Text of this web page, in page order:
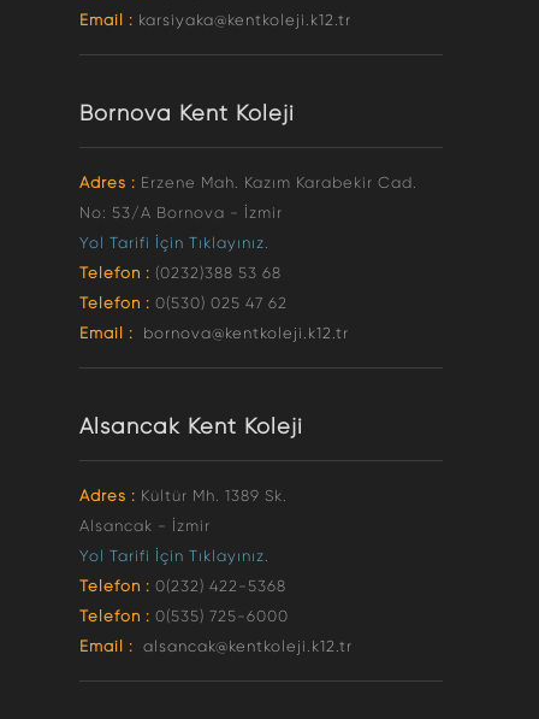
Email : karsiyaka@kentkoleji.k12.tr
Bornova Kent Koleji
Adres : Erzene Mah. Kazım Karabekir Cad.
No: 53/A Bornova - İzmir
Yol Tarifi İçin Tıklayınız.
Telefon : (0232)388 53 68
Telefon : 0(530) 025 47 62
Email :
bornova@kentkoleji.k12.tr
Alsancak Kent Koleji
Adres : Kültür Mh. 1389 Sk.
Alsancak - İzmir
Yol Tarifi İçin Tıklayınız.
Telefon : 0(232) 422-5368
Telefon : 0(535) 725-6000
Email : alsancak@kentkoleji.k12.tr